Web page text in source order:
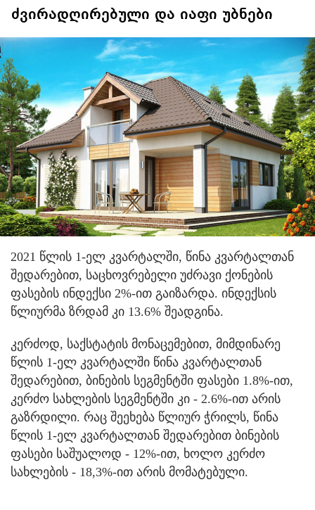
ძვირადღირებული და იაფი უბნები
2021 წლის 1-ელ კვარტალში, წინა კვარტალთან
შედარებით, საცხოვრებელი უძრავი ქონების
ფასების ინდექსი 2%-ით გაიზარდა. ინდექსის
წლიურმა ზრდამ კი 13.6% შეადგინა.
კერძოდ, საქსტატის მონაცემებით, მიმდინარე
წლის 1-ელ კვარტალში წინა კვარტალთან
შედარებით, ბინების სეგმენტში ფასები 1.8%-ით,
კერძო სახლების სეგმენტში კი - 2.6%-ით არის
გაზრდილი. რაც შეეხება წლიურ ჭრილს, წინა
წლის 1-ელ კვარტალთან შედარებით ბინების
ფასები საშუალოდ - 12%-ით, ხოლო კერძო
სახლების - 18,3%-ით არის მომატებული.